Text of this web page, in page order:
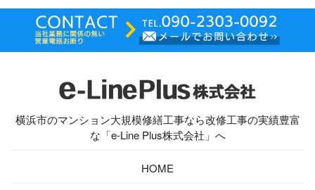
横浜市のマンション大規模修繕工事なら改修工事の実績豊富
な「e-Line Plus株式会社」へ
HOME